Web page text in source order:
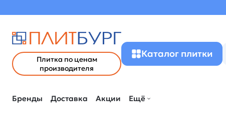
Плитка по ценам
производителя
Каталог плитки
Бренды Доставка Акции Ещё